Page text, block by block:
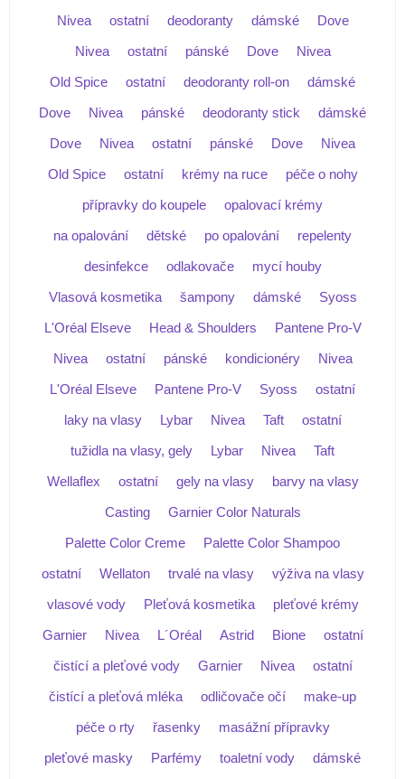
Nivea
ostatní deodoranty dámské
Dove
Nivea
ostatní pánské Dove
Nivea
Old Spice
ostatní deodoranty roll-on
dámské
Dove
Nivea pánské deodoranty stick
dámské
Dove
Nivea ostatní pánské Dove
Nivea
Old Spice
ostatní krémy na ruce
péče o nohy
přípravky do koupele
opalovací krémy
na opalování
dětské po opalování
repelenty
desinfekce
odlakovače
mycí houby
Vlasová kosmetika
šampony dámské
Syoss
L'Oréal Elseve
Head & Shoulders
Pantene Pro-V
Nivea
ostatní pánské kondicionéry
Nivea
L'Oréal Elseve
Pantene Pro-V Syoss
ostatní
laky na vlasy
Lybar Nivea Taft
ostatní
tužidla na vlasy, gely
Lybar Nivea
Taft
Wellaflex
ostatní gely na vlasy
barvy na vlasy
Casting
Garnier Color Naturals
Palette Color Creme
Palette Color Shampoo
ostatní
Wellaton trvalé na vlasy
výživa na vlasy
vlasové vody
Pleťová kosmetika
pleťové krémy
Garnier
Nivea L´Oréal Astrid Bione
ostatní
čistící a pleťové vody
Garnier Nivea
ostatní
čistící a pleťová mléka
odličovače očí
make-up
péče o rty
řasenky
masážní přípravky
pleťové masky
Parfémy toaletní vody
dámské